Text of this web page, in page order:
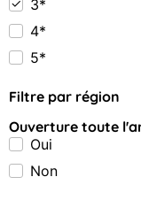
3*
4*
5*
Filtre par région
Ouverture toute
Oui
Non